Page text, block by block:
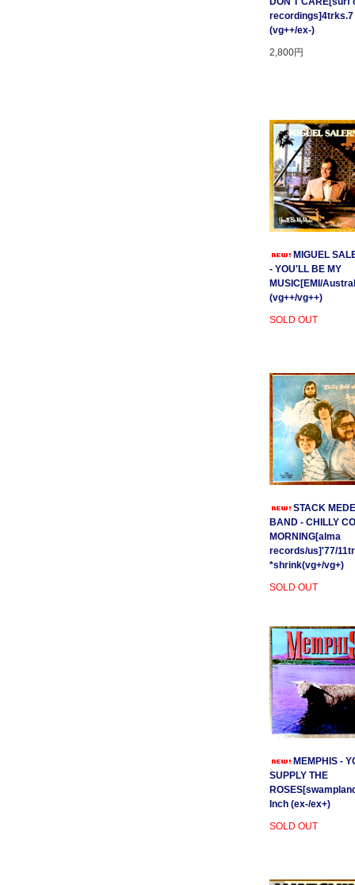
recordings]4trks.7
(vg++/ex-)
2,800円
MIGUEL
- YOU'LL BE MY
MUSIC[EMI/
(vg++/vg++)
SOLD OUT
STACK
BAND - CHILLY
MORNING[alma
records/us]'77/
*shrink(vg+/vg+)
SOLD OUT
MEMPHIS -
SUPPLY THE
Inch (ex-/ex+)
SOLD OUT